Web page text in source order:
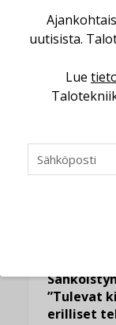
Viikko
LEHDEN
Jarno
”Tulevat
erilliset
uutisista.
Lue